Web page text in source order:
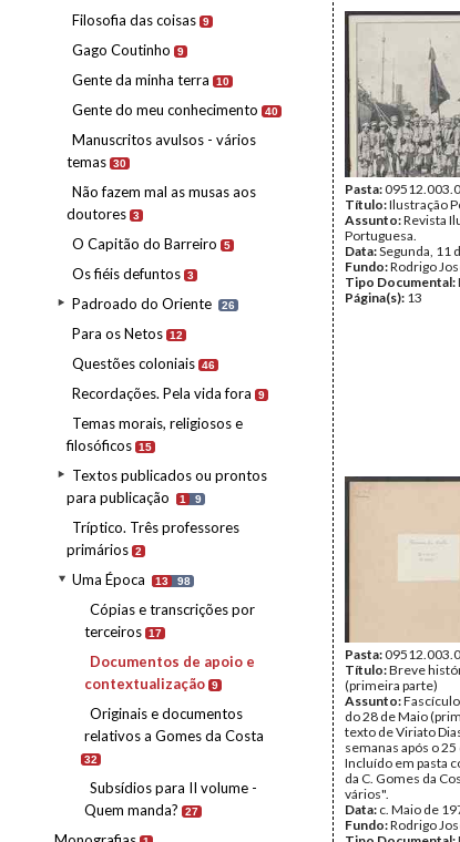
Filosofia das coisas 9
Gago Coutinho 9
Gente da minha terra 10
Gente do meu conhecimento 40
Manuscritos avulsos - vários
temas 30
Não fazem mal as musas aos
doutores 3
O Capitão do Barreiro 5
Os fiéis defuntos 3
Padroado do Oriente 26
Para os Netos 12
Questões coloniais 46
Recordações. Pela vida fora 9
Temas morais, religiosos e
filosóficos 15
Textos publicados ou prontos
para publicação
1 9
Tríptico. Três professores
primários 2
Uma Época 13 98
Cópias e transcrições por
terceiros 17
Documentos de apoio e
contextualização 9
Originais e documentos
relativos a Gomes da Costa
32
Subsídios para II volume -
Quem manda?
27
referências nos
Rodrigues".
Fundo:
Rodrigo
Tipo Documental:
Página(s):
Pasta:
Título:Ilustração
Assunto:Revista
Portuguesa.
Data:Segunda, 11
Fundo:Rodrigo
Tipo Documental:
Página(s): 13
Pasta:
Título:Breve
(primeira parte)
Assunto:
do 28 de Maio
texto de Viriato
semanas após o
Incluído em pasta
da C. Gomes da
vários".
Data: c. Maio de
Fundo:Rodrigo